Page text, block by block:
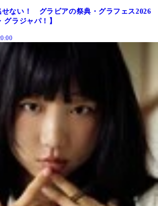
せない！ グラビアの祭典・グラフェス2026
グラジャパ！】